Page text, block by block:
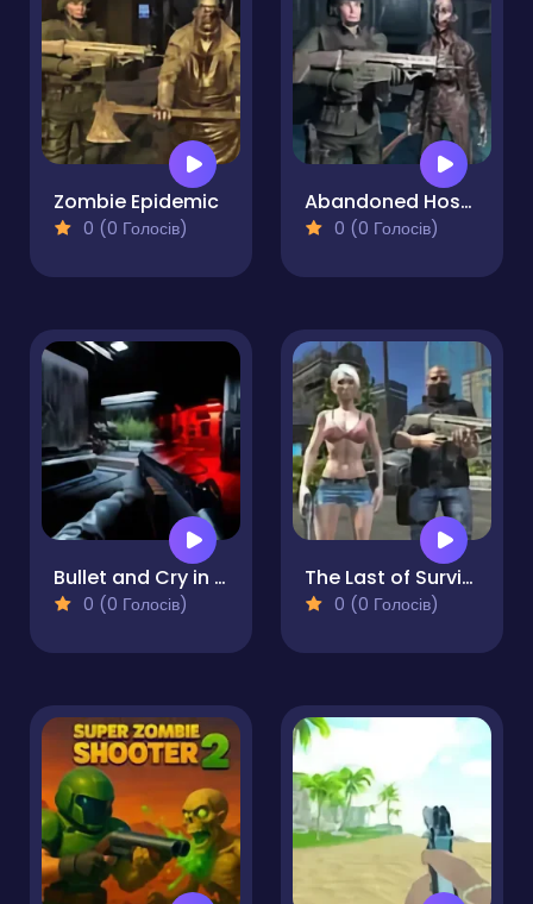
Zombie Epidemic
0 (0 Голосів)
Abandoned Hospital
0 (0 Голосів)
Bullet and Cry in Space
0 (0 Голосів)
The Last of Survival 2
0 (0 Голосів)